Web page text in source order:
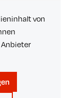
von